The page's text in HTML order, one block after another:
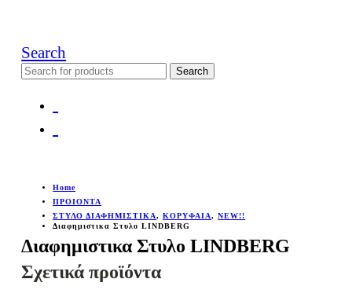
Search
Search
for:
Home
ΠΡΟΙΟΝΤΑ
ΣΤΥΛΟ ΔΙΑΦΗΜΙΣΤΙΚΑ,ΚΟΡΥΦΑΙΑ,NEW!!
Διαφημιστικα Στυλο LINDBERG
Διαφημιστικα Στυλο LINDBERG
Σχετικά προϊόντα